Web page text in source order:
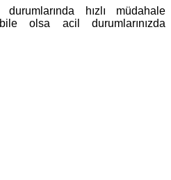
hızlı müdahale
olsa acil durumlarınızda